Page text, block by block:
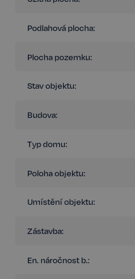
Podlahová plocha:
Plocha pozemku:
Stav objektu:
Budova:
Typ domu:
Poloha objektu:
Umístění objektu:
Zástavba:
En. náročnost b.: